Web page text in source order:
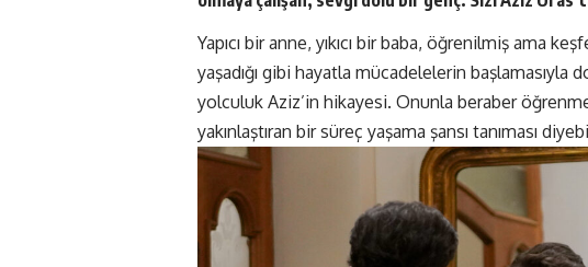
Yapıcı bir anne, yıkıcı bir baba, öğrenilmiş ama
yaşadığı gibi hayatla mücadelelerin başlamasıyla
yolculuk Aziz’in hikayesi. Onunla beraber
yakınlaştıran bir süreç yaşama şansı tanıması